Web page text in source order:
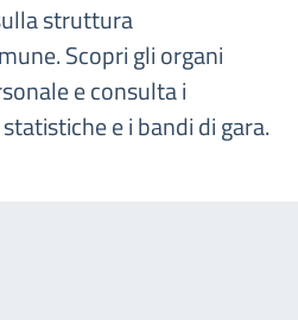
struttura
Scopri gli organi
e consulta i
e i bandi di gara.